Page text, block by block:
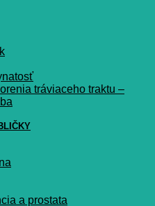
tráviaceho traktu –
a prostata